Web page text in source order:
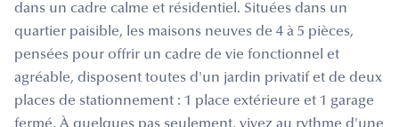
dans un cadre calme et résidentiel. Situées dans un
quartier paisible, les maisons neuves de 4 à 5 pièces,
pensées pour offrir un cadre de vie fonctionnel et
agréable, disposent toutes d'un jardin privatif et de deux
places de stationnement : 1 place extérieure et 1 garage